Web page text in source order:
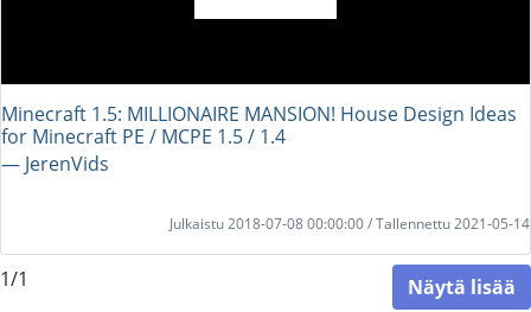
Minecraft 1.5: MILLIONAIRE MANSION! House Design Ideas
for Minecraft PE / MCPE 1.5 / 1.4
― JerenVids
Julkaistu 2018-07-08 00:00:00 / Tallennettu 2021-05-14
1/1 Näytä lisää